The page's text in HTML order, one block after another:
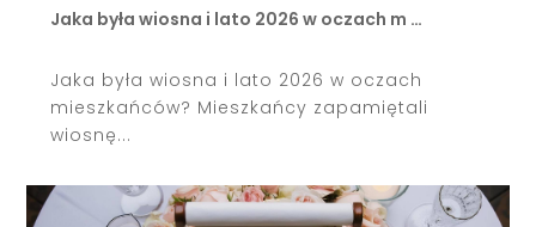
Jaka była wiosna i lato 2026 w oczach m …
Jaka była wiosna i lato 2026 w oczach
mieszkańców? Mieszkańcy zapamiętali
wiosnę...